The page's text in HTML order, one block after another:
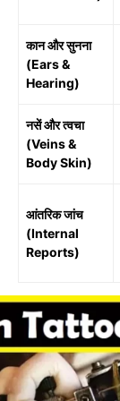
कान और सुनना
(Ears &
Hearing)
नसें और त्वचा
(Veins &
Body Skin)
आंतरिक जांच
(Internal
Reports)